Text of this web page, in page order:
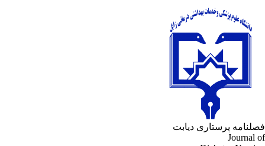
پرستاری دیابت
Journal